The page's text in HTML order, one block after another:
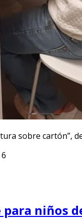
sobre cartón”,
niños